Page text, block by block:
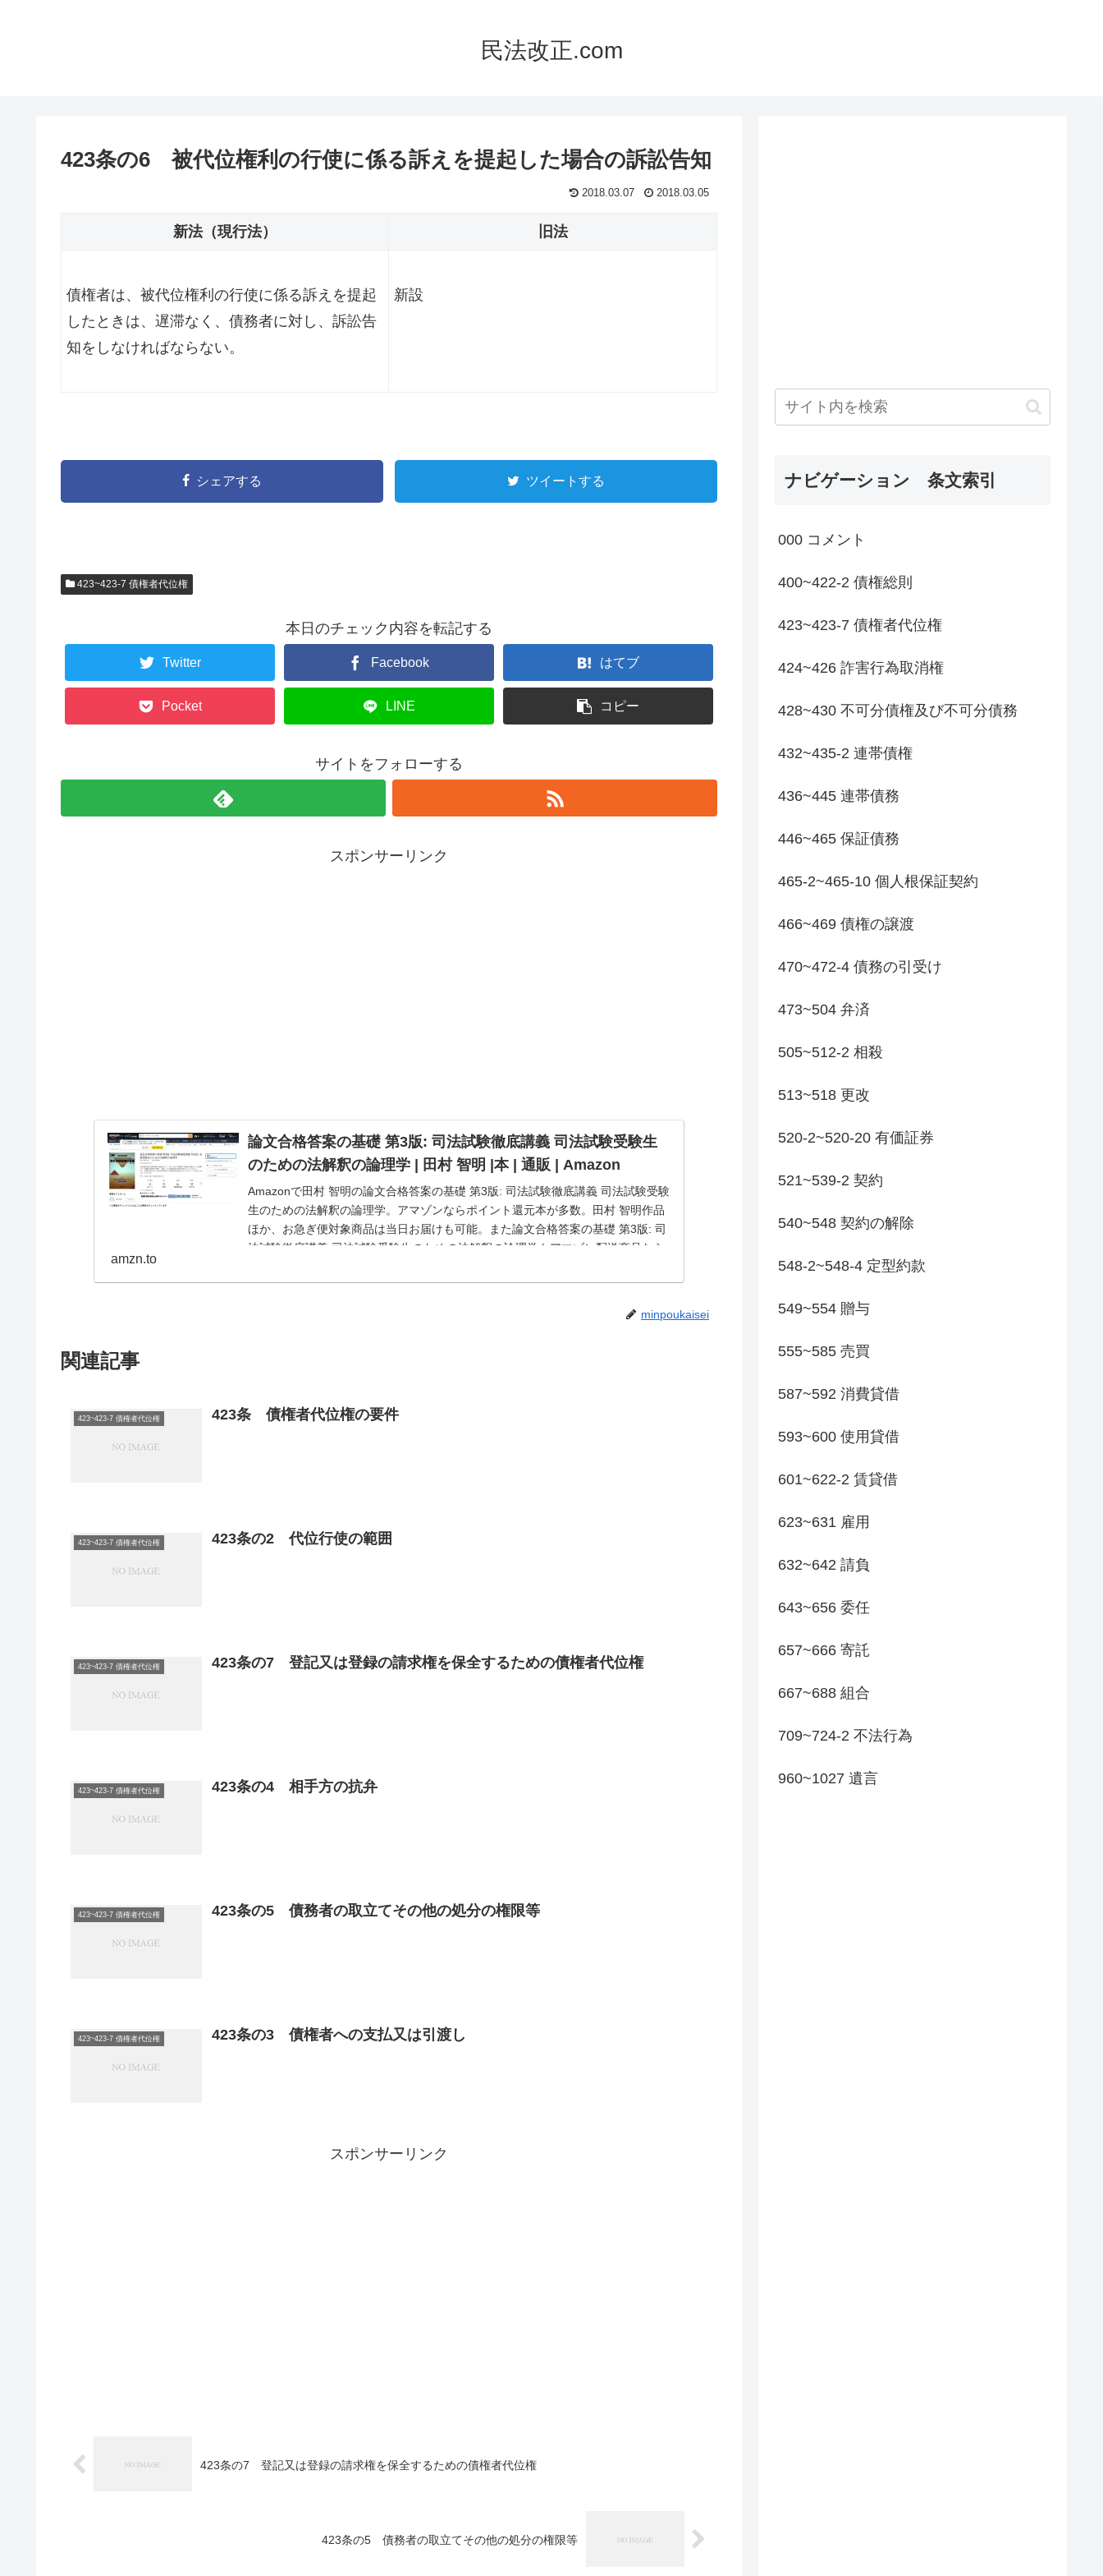
民法改正.com
423条の6 被代位権利の行使に係る訴えを提起した場合の訴訟告知
2018.03.07 2018.03.05
新法（現行法） 旧法
債権者は、被代位権利の行使に係る訴えを提起
したときは、遅滞なく、債務者に対し、訴訟告
知をしなければならない。
新設
シェアする ツイートする
423~423-7 債権者代位権
本日のチェック内容を転記する
Twitter Facebook はてブ
Pocket LINE コピー
サイトをフォローする
スポンサーリンク
論文合格答案の基礎 第3版: 司法試験徹底講義 司法試験受験生
のための法解釈の論理学 | 田村 智明 |本 | 通販 | Amazon
Amazonで田村 智明の論文合格答案の基礎 第3版: 司法試験徹底講義 司法試験受験
生のための法解釈の論理学。アマゾンならポイント還元本が多数。田村 智明作品
ほか、お急ぎ便対象商品は当日お届けも可能。また論文合格答案の基礎 第3版: 司
法試験徹底講義 司法試験受験生のための法解釈の論理学もアマゾン配送商品なら
amzn.to
minpoukaisei
関連記事
423~423-7 債権者代位権 423条 債権者代位権の要件
423~423-7 債権者代位権 423条の2 代位行使の範囲
423~423-7 債権者代位権 423条の7 登記又は登録の請求権を保全するための債権者代位権
423~423-7 債権者代位権 423条の4 相手方の抗弁
423~423-7 債権者代位権 423条の5 債務者の取立てその他の処分の権限等
423~423-7 債権者代位権 423条の3 債権者への支払又は引渡し
スポンサーリンク
423条の7 登記又は登録の請求権を保全するための債権者代位権
423条の5 債務者の取立てその他の処分の権限等
ナビゲーション 条文索引
000 コメント
400~422-2 債権総則
423~423-7 債権者代位権
424~426 詐害行為取消権
428~430 不可分債権及び不可分債務
432~435-2 連帯債権
436~445 連帯債務
446~465 保証債務
465-2~465-10 個人根保証契約
466~469 債権の譲渡
470~472-4 債務の引受け
473~504 弁済
505~512-2 相殺
513~518 更改
520-2~520-20 有価証券
521~539-2 契約
540~548 契約の解除
548-2~548-4 定型約款
549~554 贈与
555~585 売買
587~592 消費貸借
593~600 使用貸借
601~622-2 賃貸借
623~631 雇用
632~642 請負
643~656 委任
657~666 寄託
667~688 組合
709~724-2 不法行為
960~1027 遺言